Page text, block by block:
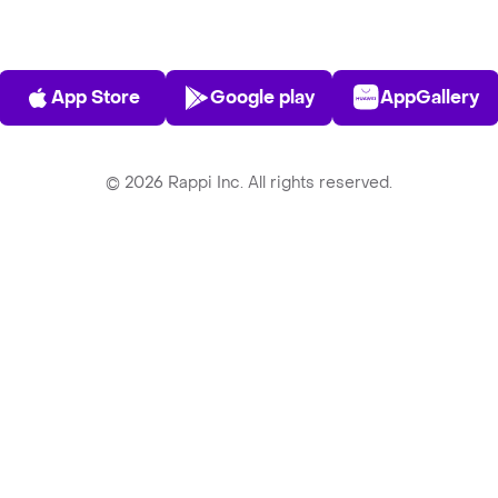
App Store
App Store
Play Store
Google play AppGallery
© 2026 Rappi Inc. All rights reserved.